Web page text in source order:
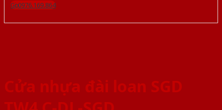
Gọi 0976.169.864
Cửa nhựa đài loan SGD